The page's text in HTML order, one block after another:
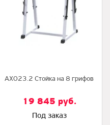
AX023.2 Стойка на 8 грифов
19 845 руб.
Под заказ